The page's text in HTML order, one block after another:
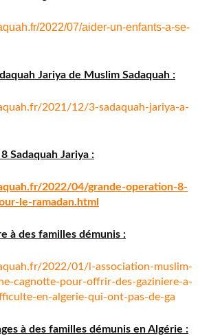
2022/07/aider-un-enfants-a-se-
Jariya de Muslim Sadaquah :
2021/12/3-sadaquah-jariya-a-
Sadaquah Jariya :
2022/04/grande-operation-8-
le-ramadan.html
à des familles démunis :
2022/01/l-association-muslim-
cagnotte-pour-offrir-des-gaziniere-a-
en-algerie-qui-ont-pas-de-ga
à des familles démunis en Algérie :